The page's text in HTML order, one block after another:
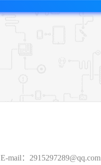
：2915297289@qq.com